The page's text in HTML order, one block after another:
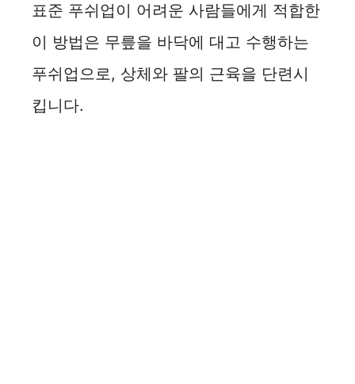
표준 푸쉬업이 어려운 사람들에게 적합한
이 방법은 무릎을 바닥에 대고 수행하는
푸쉬업으로, 상체와 팔의 근육을 단련시
킵니다.